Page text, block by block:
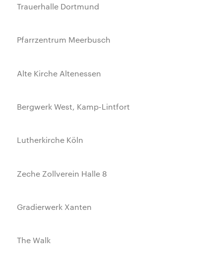
Trauerhalle Dortmund
Pfarrzentrum Meerbusch
Alte Kirche Altenessen
Bergwerk West, Kamp-Lintfort
Lutherkirche Köln
Zeche Zollverein Halle 8
Gradierwerk Xanten
The Walk